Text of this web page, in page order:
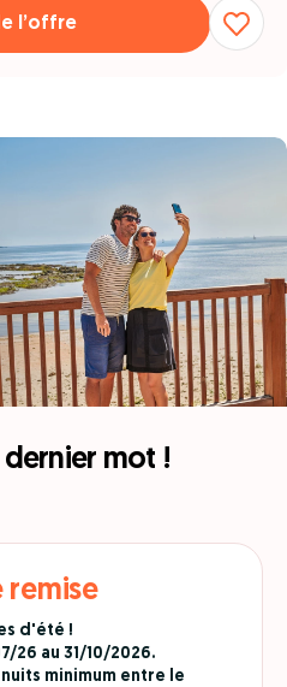
l’offre
dernier mot !
remise
d'été !
26 au 31/10/2026.
minimum entre le